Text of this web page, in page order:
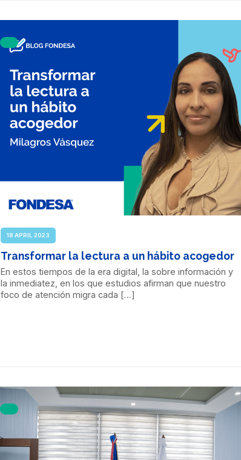
18 APRIL 2023
Transformar la lectura a un hábito acogedor
En estos tiempos de la era digital, la sobre información y
la inmediatez, en los que estudios afirman que nuestro
foco de atención migra cada […]